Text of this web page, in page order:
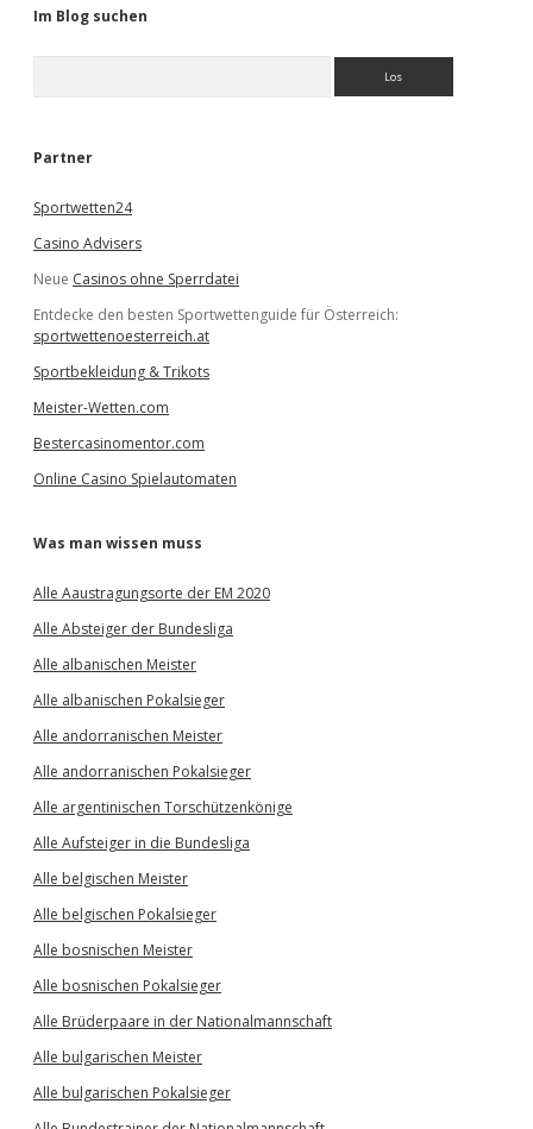
Im Blog suchen
e
Partner
Sportwetten24
Casino Advisers
Neue Casinos ohne Sperrdatei
Entdecke den besten Sportwettenguide für Österreich:
sportwettenoesterreich.at
Sportbekleidung & Trikots
Meister-Wetten.com
Bestercasinomentor.com
Online Casino Spielautomaten
Was man wissen muss
Alle Aaustragungsorte der EM 2020
Alle Absteiger der Bundesliga
Alle albanischen Meister
Alle albanischen Pokalsieger
Alle andorranischen Meister
Alle andorranischen Pokalsieger
Alle argentinischen Torschützenkönige
Alle Aufsteiger in die Bundesliga
Alle belgischen Meister
Alle belgischen Pokalsieger
Alle bosnischen Meister
Alle bosnischen Pokalsieger
Alle Brüderpaare in der Nationalmannschaft
Alle bulgarischen Meister
Alle bulgarischen Pokalsieger